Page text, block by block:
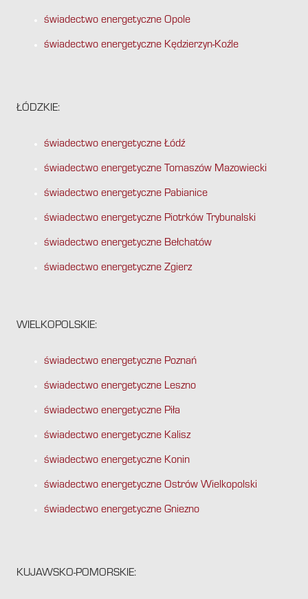
świadectwo energetyczne Opole
świadectwo energetyczne Kędzierzyn-Koźle
ŁÓDZKIE:
świadectwo energetyczne Łódź
świadectwo energetyczne Tomaszów Mazowiecki
świadectwo energetyczne Pabianice
świadectwo energetyczne Piotrków Trybunalski
świadectwo energetyczne Bełchatów
świadectwo energetyczne Zgierz
WIELKOPOLSKIE:
świadectwo energetyczne Poznań
świadectwo energetyczne Leszno
świadectwo energetyczne Piła
świadectwo energetyczne Kalisz
świadectwo energetyczne Konin
świadectwo energetyczne Ostrów Wielkopolski
świadectwo energetyczne Gniezno
KUJAWSKO-POMORSKIE: